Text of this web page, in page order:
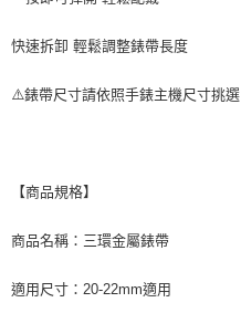
快速拆卸 輕鬆調整錶帶長度
⚠️錶帶尺寸請依照手錶主機尺寸挑選
【商品規格】
商品名稱：三環金屬錶帶
適用尺寸：20-22mm適用